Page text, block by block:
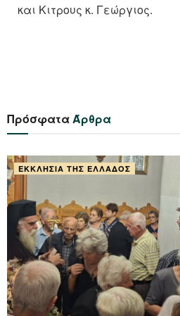
και Κιτρους κ. Γεώργιος.
ΠρόσφαταΆρθρα
ΕΚΚΛΗΣΊΑ ΤΗΣ ΕΛΛΆΔΟΣ